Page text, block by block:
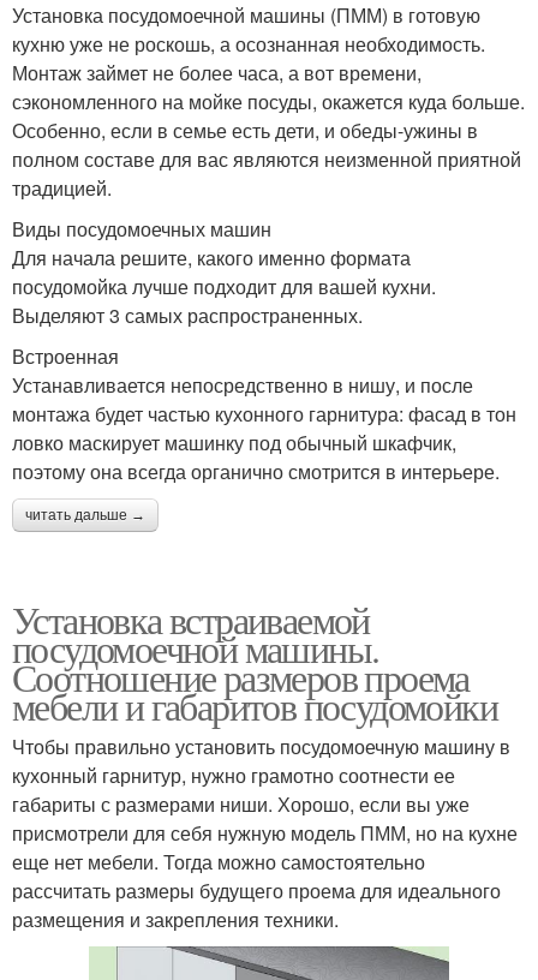
Установка посудомоечной машины (ПММ) в готовую
кухню уже не роскошь, а осознанная необходимость.
Монтаж займет не более часа, а вот времени,
сэкономленного на мойке посуды, окажется куда больше.
Особенно, если в семье есть дети, и обеды-ужины в
полном составе для вас являются неизменной приятной
традицией.
Виды посудомоечных машин
Для начала решите, какого именно формата
посудомойка лучше подходит для вашей кухни.
Выделяют 3 самых распространенных.
Встроенная
Устанавливается непосредственно в нишу, и после
монтажа будет частью кухонного гарнитура: фасад в тон
ловко маскирует машинку под обычный шкафчик,
поэтому она всегда органично смотрится в интерьере.
читать дальше →
Установка встраиваемой
посудомоечной машины.
Соотношение размеров проема
мебели и габаритов посудомойки
Чтобы правильно установить посудомоечную машину в
кухонный гарнитур, нужно грамотно соотнести ее
габариты с размерами ниши. Хорошо, если вы уже
присмотрели для себя нужную модель ПММ, но на кухне
еще нет мебели. Тогда можно самостоятельно
рассчитать размеры будущего проема для идеального
размещения и закрепления техники.